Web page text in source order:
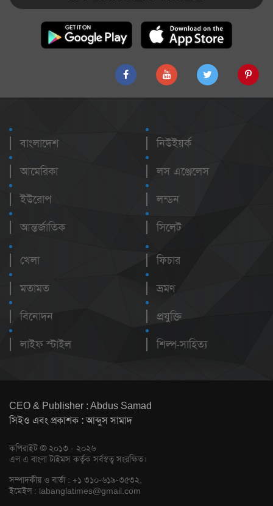
বাংলাদেশ
আমেরিকা
ইউরোপ
আন্তর্জাতিক
নিউইয়র্ক
লস এঞ্জেলেস
লন্ডন
সিলেট
খেলা
মতামত
বিনোদন
লাইফ স্টাইল
ফিচার
ভ্রমণ
প্রযুক্তি
শিল্প-সাহিত্য
CEO & Publisher : Abdus Samad
সিইও এবং প্রকাশক : আব্দুস সামাদ
কপিরাইট © ২০১৩ - ২০২৬
এল এ বাংলা টাইমস কর্তৃক সর্বস্বত্ব সংরক্ষিত।
সম্পাদকীয় ও বার্তা : +১ ৩১০-৬১৯-৩৫৩২,
ইমেইল : labanglatimes@gmail.com